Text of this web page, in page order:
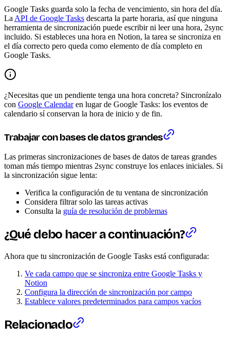
Google Tasks guarda solo la fecha de vencimiento, sin hora del día.
La API de Google Tasks descarta la parte horaria, así que ninguna
herramienta de sincronización puede escribir ni leer una hora, 2sync
incluido. Si estableces una hora en Notion, la tarea se sincroniza en
el día correcto pero queda como elemento de día completo en
Google Tasks.
¿Necesitas que un pendiente tenga una hora concreta? Sincronízalo
con Google Calendaren lugar de Google Tasks: los eventos de
calendario sí conservan la hora de inicio y de fin.
Trabajar con bases de datos grandes
Las primeras sincronizaciones de bases de datos de tareas grandes
toman más tiempo mientras 2sync construye los enlaces iniciales. Si
la sincronización sigue lenta:
Verifica la configuración de tu ventana de sincronización
Considera filtrar solo las tareas activas
Consulta la guía de resolución de problemas
¿Qué debo hacer a continuación?
Ahora que tu sincronización de Google Tasks está configurada:
Ve cada campo que se sincroniza entre Google Tasks y
Notion
Configura la dirección de sincronización por campo
Establece valores predeterminados para campos vacíos
Relacionado